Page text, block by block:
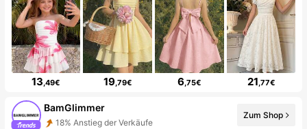
13,49€ 19,79€ 6,75€ 21,77€
BamGlimmer
18% Anstieg der Verkäufe
Zum Shop